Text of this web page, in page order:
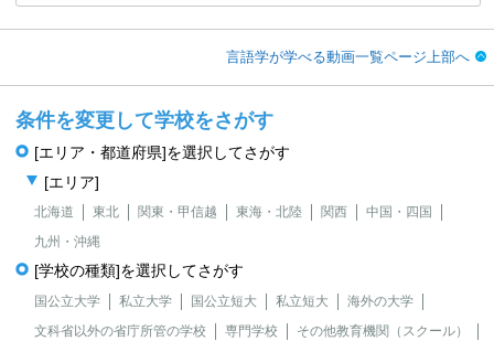
言語学が学べる動画一覧ページ上部へ
条件を変更して学校をさがす
[エリア・都道府県]を選択してさがす
[エリア]
北海道 東北 関東・甲信越 東海・北陸 関西
中国・四国
九州・沖縄
[学校の種類]を選択してさがす
国公立大学 私立大学 国公立短大 私立短大
海外の大学
文科省以外の省庁所管の学校
専門学校
その他教育機関（スクール）